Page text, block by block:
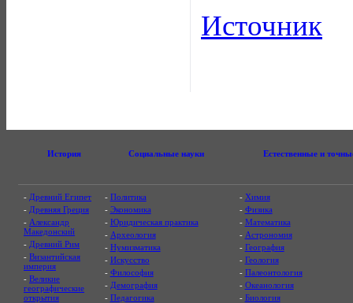
Источник
История Социальные науки Естественные и
- Древний Египет
- Древняя Греция
- Александр
Македонский
- Древний Рим
- Византийская
империя
- Великие
географические
открытия
- Политика
- Экономика
- Юридическая практика
- Археология
- Нумизматика
- Искусство
- Философия
- Демография
- Педагогика
- Химия
- Физика
- Математика
- Астрономия
- География
- Геология
- Палеонтология
- Океанология
- Биология